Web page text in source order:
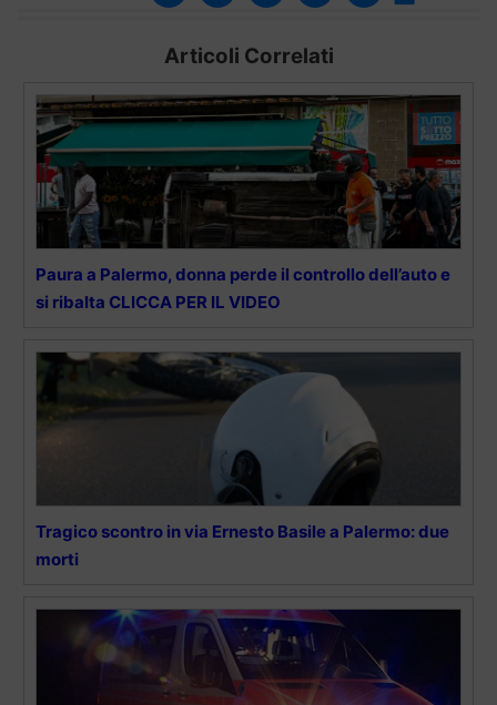
Articoli Correlati
Paura a Palermo, donna perde il controllo dell’auto e
si ribalta CLICCA PER IL VIDEO
Tragico scontro in via Ernesto Basile a Palermo: due
morti